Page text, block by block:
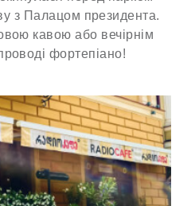
з Палацом президента.
кавою або вечірнім
фортепіано!